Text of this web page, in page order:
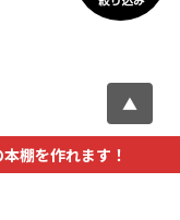
▲
棚を作れます！